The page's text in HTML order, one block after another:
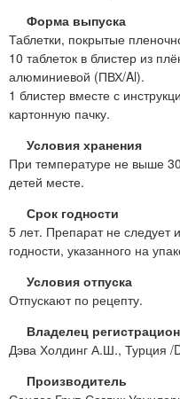
Форма выпуска
Таблетки, покрытые
10 таблеток в блистер из
алюминиевой (ПВХ/Al).
1 блистер вместе с
картонную пачку.
Условия хранения
При температуре не выше
детей месте.
Срок годности
5 лет. Препарат не следует
годности, указанного на
Условия отпуска
Отпускают по рецепту.
Владелец
Дэва Холдинг А.Ш., Турция /
Производитель